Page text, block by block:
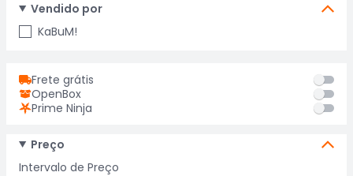
Mais Vendidos
Vendido por
KaBuM!
Frete grátis
OpenBox
Prime Ninja
Preço
Intervalo de Preço